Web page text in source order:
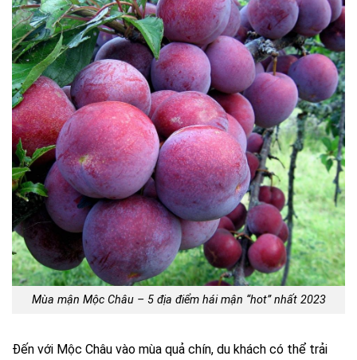
Mùa mận Mộc Châu – 5 địa điểm hái mận “hot” nhất 2023
Đến với Mộc Châu vào mùa quả chín, du khách có thể trải